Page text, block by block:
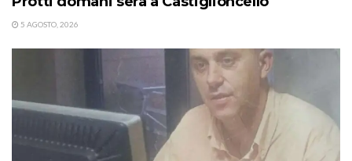
5 AGOSTO, 2026